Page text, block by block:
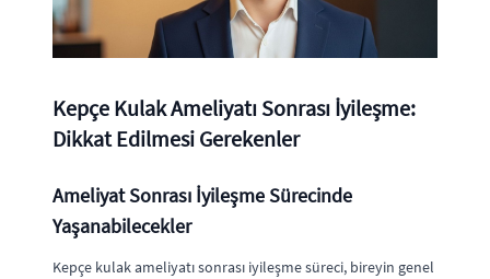
Kepçe Kulak Ameliyatı Sonrası İyileşme:
Dikkat Edilmesi Gerekenler
Ameliyat Sonrası İyileşme Sürecinde
Yaşanabilecekler
Kepçe kulak ameliyatı sonrası iyileşme süreci, bireyin genel